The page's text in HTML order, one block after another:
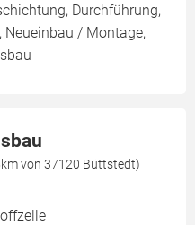
Durchführung,
Neueinbau / Montage,
von 37120 Büttstedt)